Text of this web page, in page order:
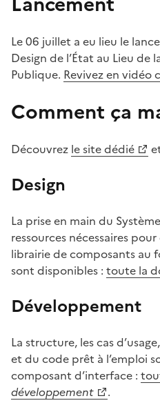
Le 06 juillet a eu lieu le
Design de l’État au Lieu de
Publique. Revivez en vidéo
Comment ça
Découvrez le site dédié
Design
La prise en main du
ressources nécessaires
librairie de composants au
sont disponibles : toute la
Développement
La structure, les cas
et du code prêt à l’emploi
composant d’interface :
développement
.